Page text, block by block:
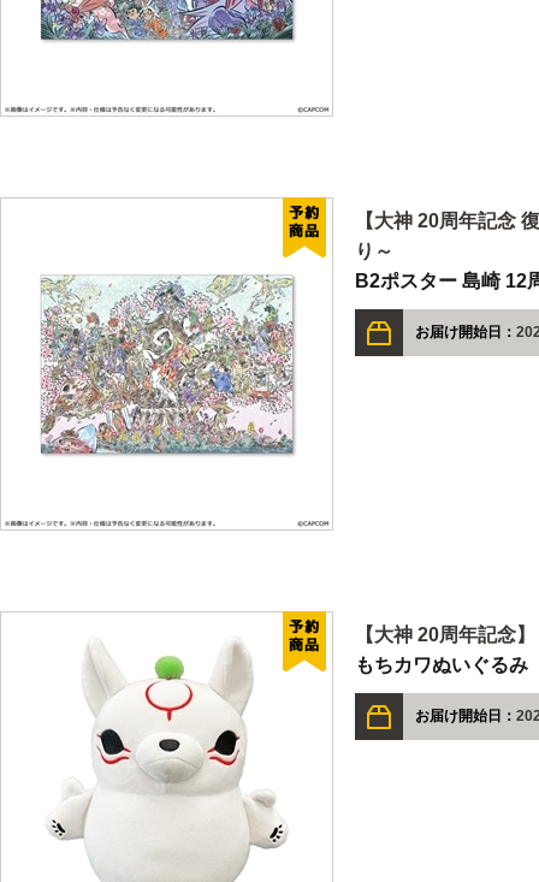
【大神 20周年記念
り～
B2ポスター 島崎 12
お届け開始日：
【大神 20周年記念
もちカワぬいぐるみ
お届け開始日：